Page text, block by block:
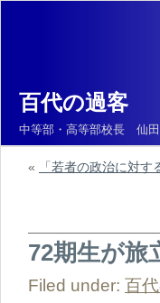
百代の過客
中等部・高等部校長 仙田
« 「若者の政治に対す
72期生が旅
Filed under: 百